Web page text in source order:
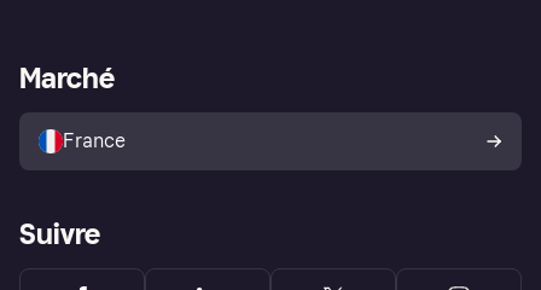
Explorez les magasins
Politique de protection de
l’acheteur Klarna
Portail Marchand
Marché
France
Suivre